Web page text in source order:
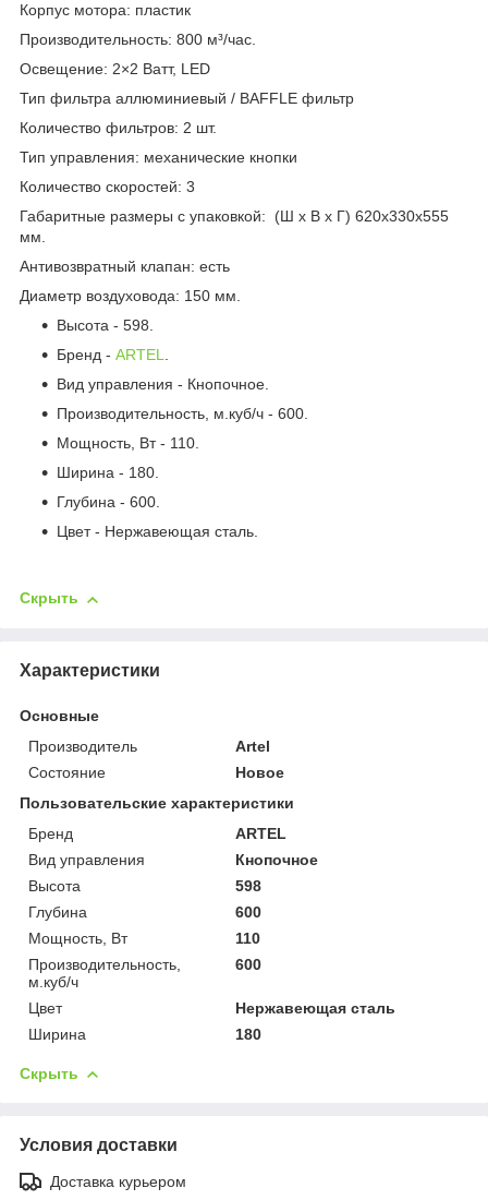
Корпус мотора: пластик
Производительность: 800 м³/час.
Освещение: 2×2 Ватт, LED
Тип фильтра аллюминиевый / BAFFLE фильтр
Количество фильтров: 2 шт.
Тип управления: механические кнопки
Количество скоростей: 3
Габаритные размеры с упаковкой: (Ш х В х Г) 620x330x555
мм.
Антивозвратный клапан: есть
Диаметр воздуховода: 150 мм.
Высота - 598.
Бренд - ARTEL.
Вид управления - Кнопочное.
Производительность, м.куб/ч - 600.
Мощность, Вт - 110.
Ширина - 180.
Глубина - 600.
Цвет - Нержавеющая сталь.
Скрыть
Характеристики
Основные
Производитель
Artel
Состояние
Новое
Пользовательские характеристики
Бренд
ARTEL
Вид управления
Кнопочное
Высота
598
Глубина
600
Мощность, Вт
110
Производительность,
м.куб/ч
600
Цвет
Нержавеющая сталь
Ширина
180
Скрыть
Условия доставки
Доставка курьером